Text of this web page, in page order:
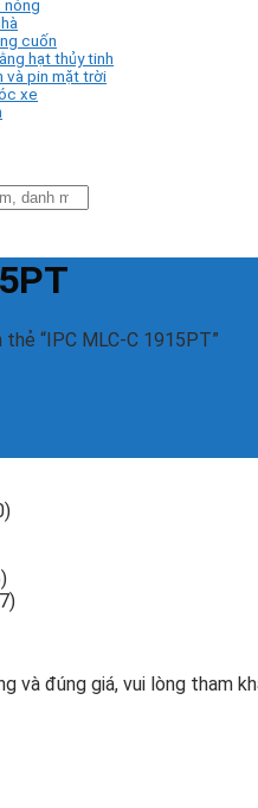
nóng
cuốn
hạt thủy tinh
và pin mặt trời
xe
“IPC MLC-C 1915PT”
và đúng giá, vui lòng tham